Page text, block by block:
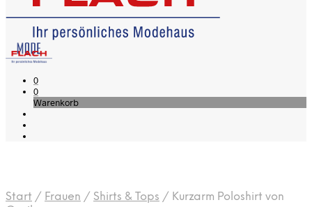
0
0
Warenkorb
Start / Frauen / Shirts & Tops / Kurzarm Poloshirt von